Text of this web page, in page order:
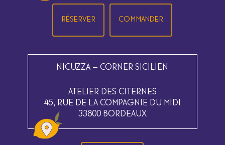
RÉSERVER COMMANDER
NICUZZA – CORNER SICILIEN
ATELIER DES CITERNES
45, RUE DE LA COMPAGNIE DU MIDI
33800 BORDEAUX